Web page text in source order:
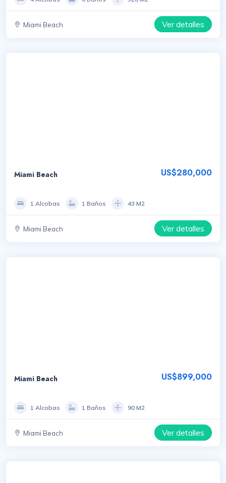
Miami Beach Ver detalles
Miami Beach US$280,000
1 Alcobas 1 Baños 43 M2
Miami Beach Ver detalles
Miami Beach US$899,000
1 Alcobas 1 Baños 90 M2
Miami Beach Ver detalles